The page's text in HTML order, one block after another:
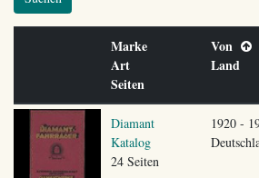
Marke
Art
Seiten
Von
Land
Diamant
Katalog
24 Seiten
1920 -